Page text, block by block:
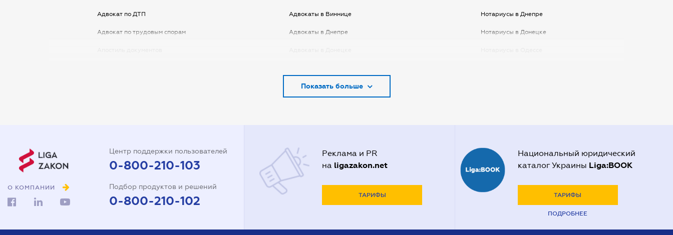
Адвокат по ДТП
Адвокат по трудовым спорам
представление интересов в
суде
Адвокаты в Виннице
Адвокаты в Днепре
Адвокаты в Киеве
Адвокаты в Полтаве
Адвокаты в Харькове
Нотариусы в Днепре
Нотариусы в Донецке
Показать больше
О КОМПАНИИ
Центр поддержки пользователей
0-800-210-103
Подбор продуктов и решений
0-800-210-102
Реклама и PR
на ligazakon.net
ТАРИФЫ
Национальный юридический
каталог Украины Liga:BOOK
ТАРИФЫ
ПОДРОБНЕЕ